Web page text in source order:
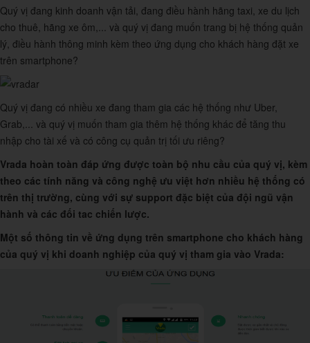
Quý vị đang kinh doanh vận tải, đang điều hành hãng taxi, xe du lịch
cho thuê, hãng xe ôm,... và quý vị đang muốn trang bị hệ thống quản
lý, điều hành thông minh kèm theo ứng dụng cho khách hàng đặt xe
trên smartphone?
Quý vị đang có nhiều xe đang tham gia các hệ thống như Uber,
Grab,... và quý vị muốn tham gia thêm hệ thống khác để tăng thu
nhập cho tài xế và có công cụ quản trị tối ưu riêng?
Vrada hoàn toàn đáp ứng được toàn bộ nhu cầu của quý vị, kèm
theo các tính năng và công nghệ ưu việt hơn nhiều hệ thống có
trên thị trường, cùng với sự support đặc biệt của đội ngũ vận
hành và các đối tac chiến lược.
Một số thông tin về ứng dụng trên smartphone cho khách hàng
của quý vị khi doanh nghiệp của quý vị tham gia vào Vrada: